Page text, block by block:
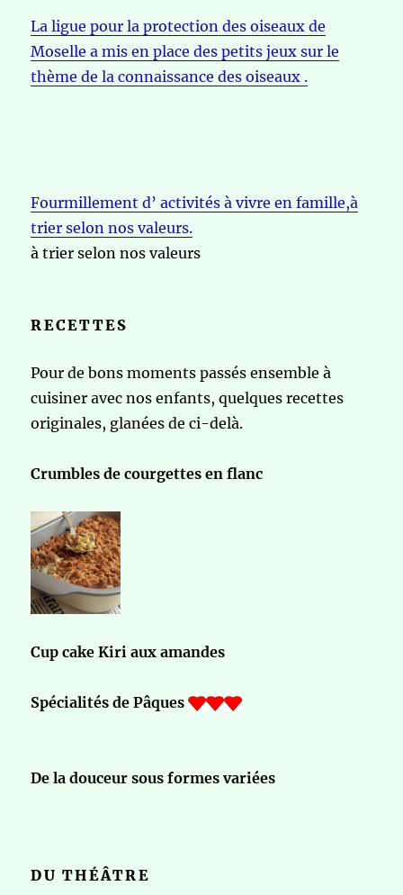
La ligue pour la protection des oiseaux de
Moselle a mis en place des petits jeux sur le
thème de la connaissance des oiseaux .
Fourmillement d’ activités à vivre en famille,à
trier selon nos valeurs.
à trier selon nos valeurs
RECETTES
Pour de bons moments passés ensemble à
cuisiner avec nos enfants, quelques recettes
originales, glanées de ci-delà.
Crumbles de courgettes en flanc
Cup cake Kiri aux amandes
Spécialités de Pâques
De la douceur sous formes variées
DU THÉÂTRE